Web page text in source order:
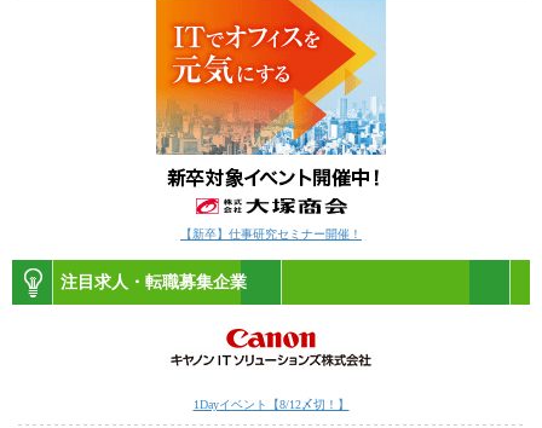
【新卒】仕事研究セミナー開催！
注目求人・転職募集企業
1Dayイベント【8/12〆切！】